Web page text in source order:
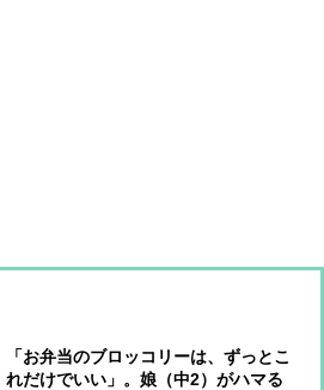
「お弁当のブロッコリーは、ずっとこ
れだけでいい」。娘（中2）がハマる